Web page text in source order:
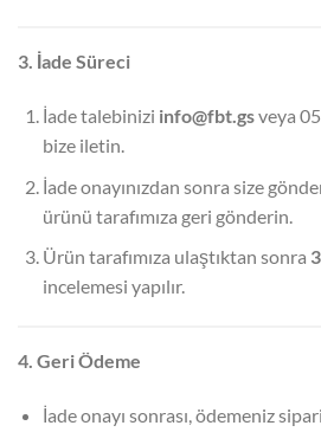
3. İade Süreci
İade talebinizi info@fbt.gsveya
bize iletin.
İade onayınızdan sonra size
ürünü tarafımıza geri gönderin.
Ürün tarafımıza ulaştıktan sonra
incelemesi yapılır.
4. Geri Ödeme
İade onayı sonrası, ödemeniz